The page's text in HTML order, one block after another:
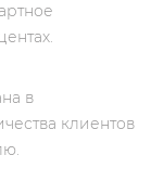
в
клиентов